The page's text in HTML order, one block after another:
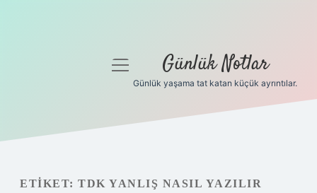
Gizlilik Politikası
menüyü
Günlük Notlar
Günlük yaşama tat katan küçük ayrıntılar.
ETIKET: TDK YANLIŞ NASIL YAZILIR